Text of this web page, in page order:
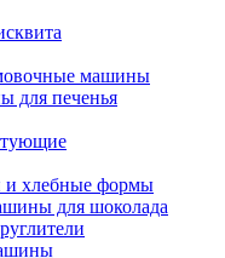
машины
для печенья
и хлебные формы
для шоколада